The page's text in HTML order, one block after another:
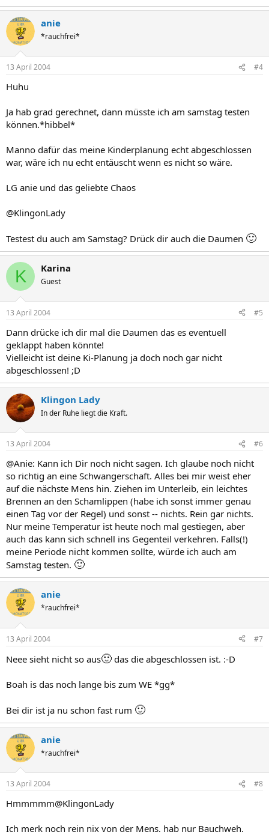
anie
*rauchfrei*
13 April 2004 #4
Huhu
Ja hab grad gerechnet, dann müsste ich am samstag testen
können.*hibbel*
Manno dafür das meine Kinderplanung echt abgeschlossen
war, wäre ich nu echt entäuscht wenn es nicht so wäre.
LG anie und das geliebte Chaos
@KlingonLady
Testest du auch am Samstag? Drück dir auch die Daumen 🙂
K Karina
Guest
13 April 2004 #5
Dann drücke ich dir mal die Daumen das es eventuell
geklappt haben könnte!
Vielleicht ist deine Ki-Planung ja doch noch gar nicht
abgeschlossen! ;D
Klingon Lady
In der Ruhe liegt die Kraft.
13 April 2004 #6
@Anie: Kann ich Dir noch nicht sagen. Ich glaube noch nicht
so richtig an eine Schwangerschaft. Alles bei mir weist eher
auf die nächste Mens hin. Ziehen im Unterleib, ein leichtes
Brennen an den Schamlippen (habe ich sonst immer genau
einen Tag vor der Regel) und sonst -- nichts. Rein gar nichts.
Nur meine Temperatur ist heute noch mal gestiegen, aber
auch das kann sich schnell ins Gegenteil verkehren. Falls(!)
meine Periode nicht kommen sollte, würde ich auch am
Samstag testen. 🙂
anie
*rauchfrei*
13 April 2004 #7
Neee sieht nicht so aus🙂 das die abgeschlossen ist. :-D
Boah is das noch lange bis zum WE *gg*
Bei dir ist ja nu schon fast rum 🙂
anie
*rauchfrei*
13 April 2004 #8
Hmmmmm@KlingonLady
Ich merk noch rein nix von der Mens, hab nur Bauchweh,